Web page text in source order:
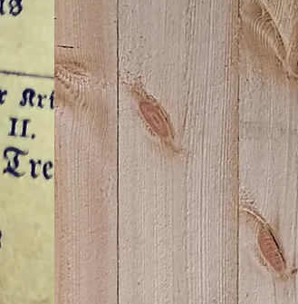
Kontaktinfo